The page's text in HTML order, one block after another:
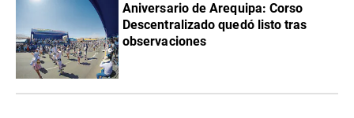
Aniversario de Arequipa: Corso
Descentralizado quedó listo tras
observaciones